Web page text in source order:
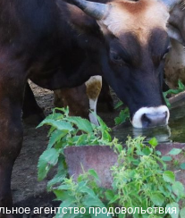
агентство продовольствия